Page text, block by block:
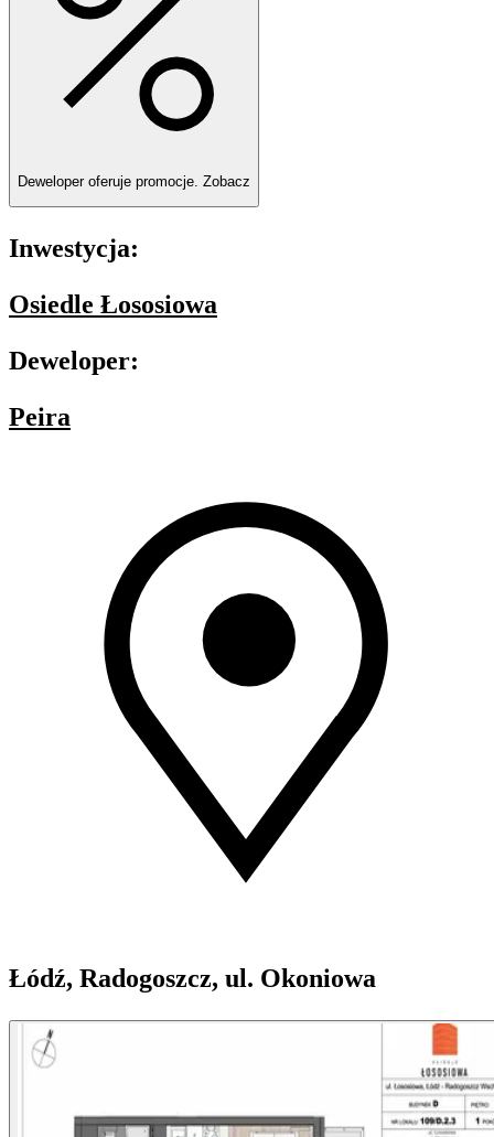
Deweloper oferuje promocje. Zobacz
Inwestycja:
Osiedle Łososiowa
Deweloper:
Peira
Łódź, Radogoszcz, ul. Okoniowa